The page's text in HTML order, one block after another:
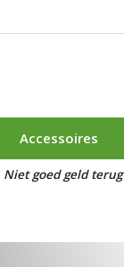
Accessoires
Niet goed geld terug